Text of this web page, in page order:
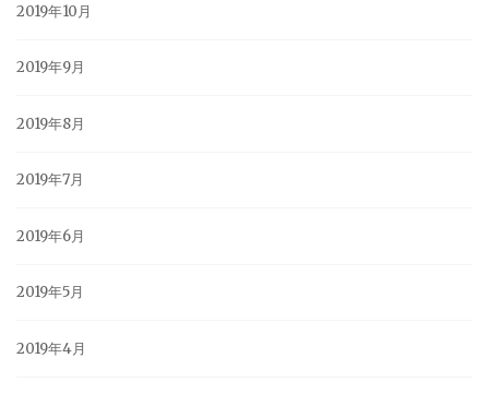
2019年10月
2019年9月
2019年8月
2019年7月
2019年6月
2019年5月
2019年4月